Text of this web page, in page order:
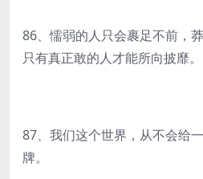
86、懦弱的人只会裹足不前，
只有真正敢的人才能所向披靡。
87、我们这个世界，从不会给
牌。